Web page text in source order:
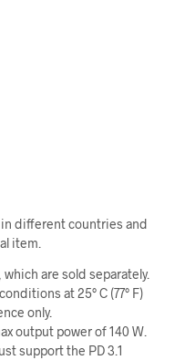
different countries and
item.
are sold separately.
at 25° C (77° F)
only.
output power of 140 W.
support the PD 3.1